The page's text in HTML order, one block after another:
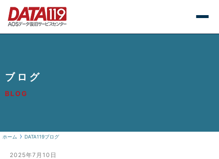
ブログ
BLOG
ホーム DATA119ブログ
2025年7月10日